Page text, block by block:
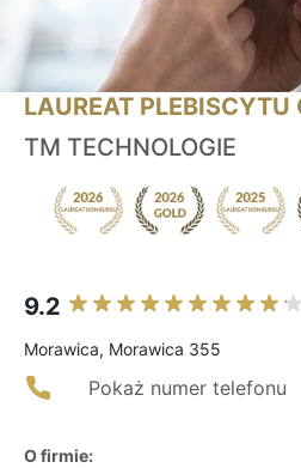
LAUREAT PLEBISCYTU
TM TECHNOLOGIE
9.2
Morawica, Morawica 355
Pokaż numer telefonu
O firmie: